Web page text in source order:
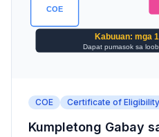
COE Certificate of Eligibility
Kumpletong Gabay